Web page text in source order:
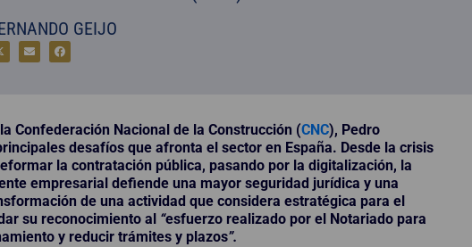
GEIJO
Confederación Nacional de la Construcción (CNC), Pedro
desafíos que afronta el sector en España. Desde la crisis
la contratación pública, pasando por la digitalización, la
empresarial defiende una mayor seguridad jurídica y una
de una actividad que considera estratégica para el
su reconocimiento al “esfuerzo realizado por el Notariado para
y reducir trámites y plazos”.